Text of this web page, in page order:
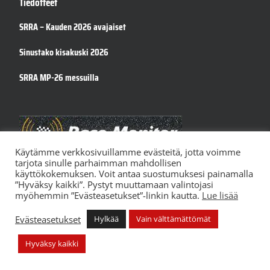
SRRA – Kauden 2026 avajaiset
Sinustako kisakuski 2026
SRRA MP-26 messuilla
© Suomen Road Race Ajajat ry –
yritykselle Helpotkotisivut.fi
Käytämme verkkosivuillamme evästeitä, jotta voimme
tarjota sinulle parhaimman mahdollisen
käyttökokemuksen. Voit antaa suostumuksesi painamalla
”Hyväksy kaikki”. Pystyt muuttamaan valintojasi
myöhemmin ”Evästeasetukset”-linkin kautta. Lue lisää
Evästeasetukset
Hylkää Vain välttämättömät
Hyväksy kaikki